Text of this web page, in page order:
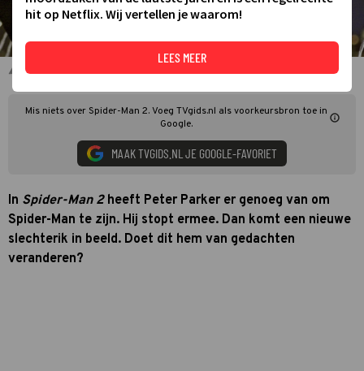
Tobey Maguire in Spider-Man 2
Mis niets over Spider-Man 2. Voeg TVgids.nl als voorkeursbron toe in
Google.
MAAK TVGIDS.NL JE GOOGLE-FAVORIET
In Spider-Man 2 heeft Peter Parker er genoeg van om
Spider-Man te zijn. Hij stopt ermee. Dan komt een nieuwe
slechterik in beeld. Doet dit hem van gedachten
veranderen?
hit op Netflix. Wij vertellen je waarom!
LEES MEER